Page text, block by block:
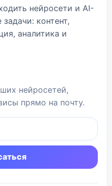
нейросети и AI-
контент,
аналитика и
нейросетей,
прямо на почту.